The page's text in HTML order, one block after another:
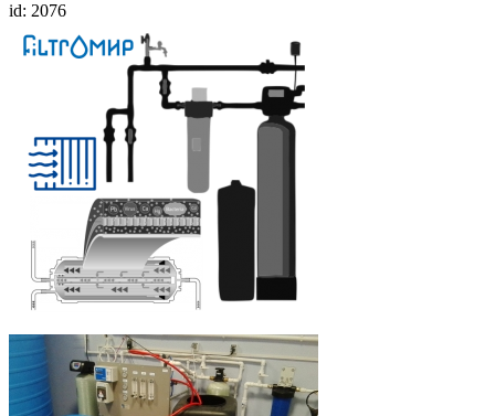
id: 2076